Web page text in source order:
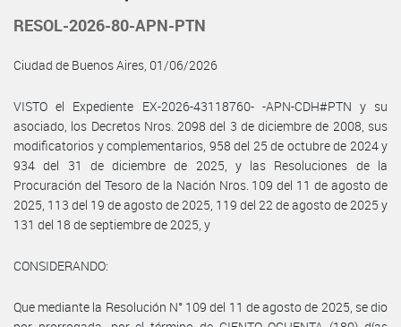
RESOL-2026-80-APN-PTN
Ciudad de Buenos Aires, 01/06/2026
VISTO el Expediente EX-2026-43118760- -APN-CDH#PTN y su
asociado, los Decretos Nros. 2098 del 3 de diciembre de 2008, sus
modificatorios y complementarios, 958 del 25 de octubre de 2024 y
934 del 31 de diciembre de 2025, y las Resoluciones de la
Procuración del Tesoro de la Nación Nros. 109 del 11 de agosto de
2025, 113 del 19 de agosto de 2025, 119 del 22 de agosto de 2025 y
131 del 18 de septiembre de 2025, y
CONSIDERANDO:
Que mediante la Resolución N° 109 del 11 de agosto de 2025, se dio